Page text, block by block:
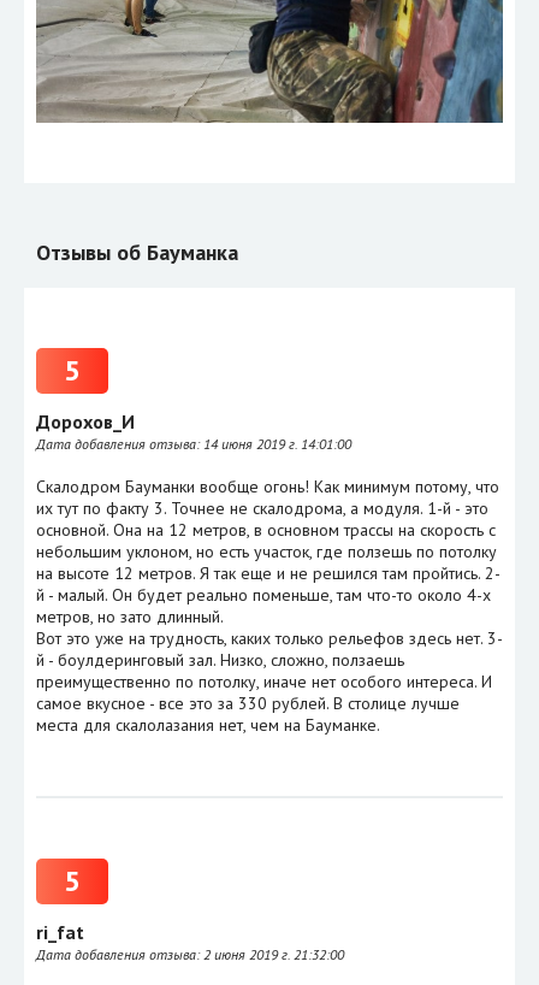
Отзывы об Бауманка
Дорохов_И
Дата добавления отзыва:14 июня 2019 г. 14:01:00
5
Скалодром Бауманки вообще огонь! Как минимум потому, что
их тут по факту 3. Точнее не скалодрома, а модуля. 1-й - это
основной. Она на 12 метров, в основном трассы на скорость с
небольшим уклоном, но есть участок, где ползешь по потолку
на высоте 12 метров. Я так еще и не решился там пройтись. 2-
й - малый. Он будет реально поменьше, там что-то около 4-х
метров, но зато длинный.
Вот это уже на трудность, каких только рельефов здесь нет. 3-
й - боулдеринговый зал. Низко, сложно, ползаешь
преимущественно по потолку, иначе нет особого интереса. И
самое вкусное - все это за 330 рублей. В столице лучше
места для скалолазания нет, чем на Бауманке.
ri_fat
Дата добавления отзыва:2 июня 2019 г. 21:32:00
5